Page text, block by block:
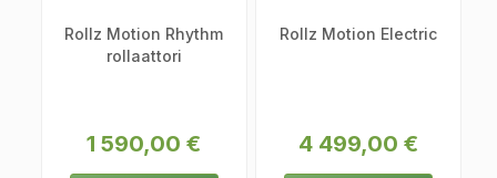
Rollz Motion Rhythm
rollaattori
1 590,00 €
Rollz Motion Electric
4 499,00 €